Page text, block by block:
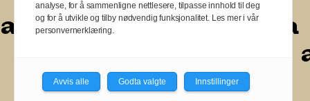
a
aa
aa
aa
analyse, for å sammenligne nettlesere, tilpasse innhold til deg
og for å utvikle og tilby nødvendig funksjonalitet. Les mer i vår
personvernerklæring.
Avvis alle Godta valgte Innstillinger